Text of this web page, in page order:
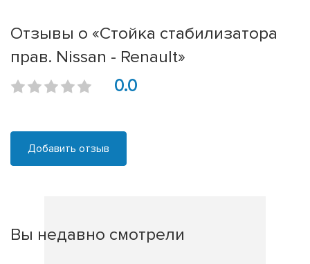
Отзывы о «Стойка стабилизатора
прав. Nissan - Renault»
0.0
Добавить отзыв
Вы недавно смотрели